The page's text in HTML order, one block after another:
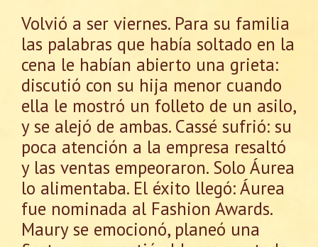
Volvió a ser viernes. Para su familia
las palabras que había soltado en la
cena le habían abierto una grieta:
discutió con su hija menor cuando
ella le mostró un folleto de un asilo,
y se alejó de ambas. Cassé sufrió: su
poca atención a la empresa resaltó
y las ventas empeoraron. Solo Áurea
lo alimentaba. El éxito llegó: Áurea
fue nominada al Fashion Awards.
Maury se emocionó, planeó una